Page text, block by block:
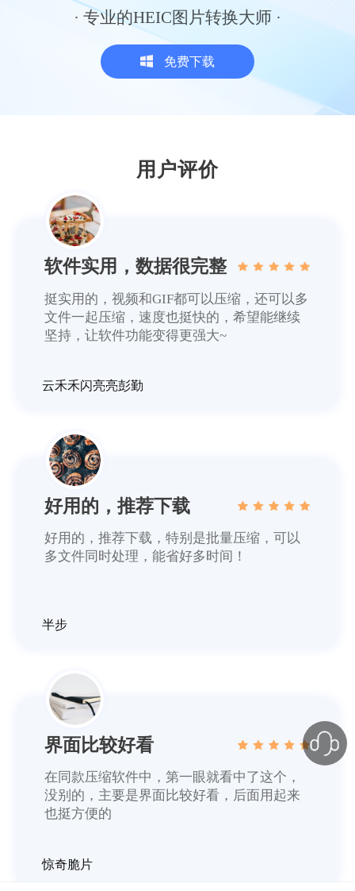
· 专业的HEIC图片转换大师 ·
免费下载
用户评价
业务服务很到位
周围一起做游戏主播的朋友都在用，把平时
的直播录像保存起来，一般会先压缩一遍，
不然录屏文件太大，方便我们后续调整直播
软件实用，数据很完整
挺实用的，视频和GIF都可以压缩，还可以多
文件一起压缩，速度也挺快的，希望能继续
坚持，让软件功能变得更强大~
云禾禾闪亮亮彭勤
好用的，推荐下载
好用的，推荐下载，特别是批量压缩，可以
多文件同时处理，能省好多时间！
半步
界面比较好看
在同款压缩软件中，第一眼就看中了这个，
没别的，主要是界面比较好看，后面用起来
也挺方便的
惊奇脆片